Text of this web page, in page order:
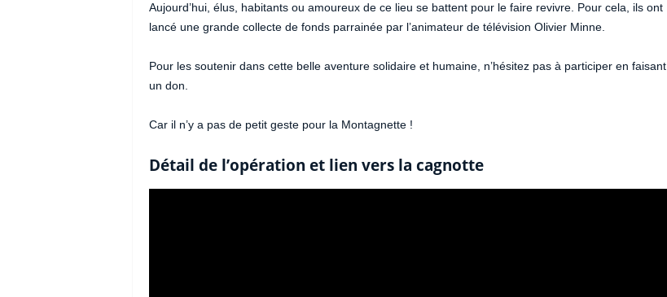
Aujourd’hui, élus, habitants ou amoureux de ce lieu se battent pour le faire revivre. Pour cela, ils ont
lancé une grande collecte de fonds parrainée par l’animateur de télévision Olivier Minne.
Pour les soutenir dans cette belle aventure solidaire et humaine, n’hésitez pas à participer en faisant
un don.
Car il n’y a pas de petit geste pour la Montagnette !
Détail de l’opération et lien vers la cagnotte